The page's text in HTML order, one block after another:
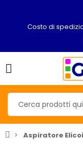
Costo di
Aspiratore